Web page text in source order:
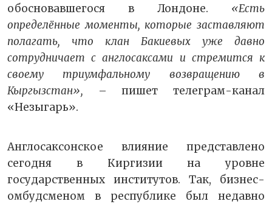
обосновавшегося в Лондоне. «Есть
определённые моменты, которые заставляют
полагать, что клан Бакиевых уже давно
сотрудничает с англосаксами и стремится к
своему триумфальному возвращению в
Кыргызстан», – пишет телеграм-канал
«Незыгарь».
Англосаксонское влияние представлено
сегодня в Киргизии на уровне
государственных институтов. Так, бизнес-
омбудсменом в республике был недавно